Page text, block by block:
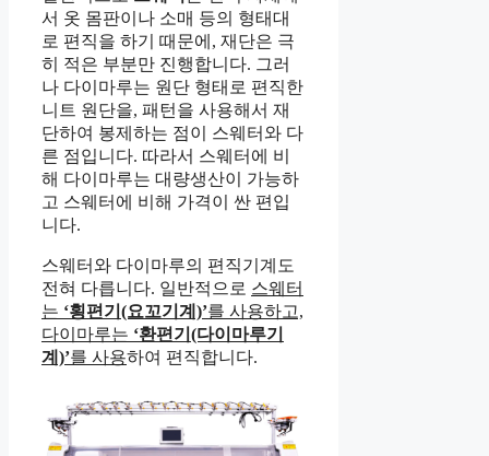
서 옷 몸판이나 소매 등의 형태대
로 편직을 하기 때문에, 재단은 극
히 적은 부분만 진행합니다. 그러
나 다이마루는 원단 형태로 편직한
니트 원단을, 패턴을 사용해서 재
단하여 봉제하는 점이 스웨터와 다
른 점입니다. 따라서 스웨터에 비
해 다이마루는 대량생산이 가능하
고 스웨터에 비해 가격이 싼 편입
니다.
스웨터와 다이마루의 편직기계도
전혀 다릅니다. 일반적으로 스웨터
는 ‘횡편기(요꼬기계)’를 사용하고,
다이마루는 ‘환편기(다이마루기
계)’를 사용하여 편직합니다.